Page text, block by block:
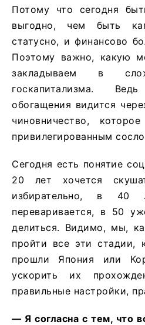
Потому что сегодня
выгодно, чем быть
статусно, и финансово
Поэтому важно, какую
закладываем в
госкапитализма.
обогащения видится
чиновничество,
привилегированным
Сегодня есть понятие
20 лет хочется
избирательно, в
переваривается, в 50
делиться. Видимо, мы,
пройти все эти стадии,
прошли Япония или
ускорить их
правильные настройки,
— Я согласна с тем, что